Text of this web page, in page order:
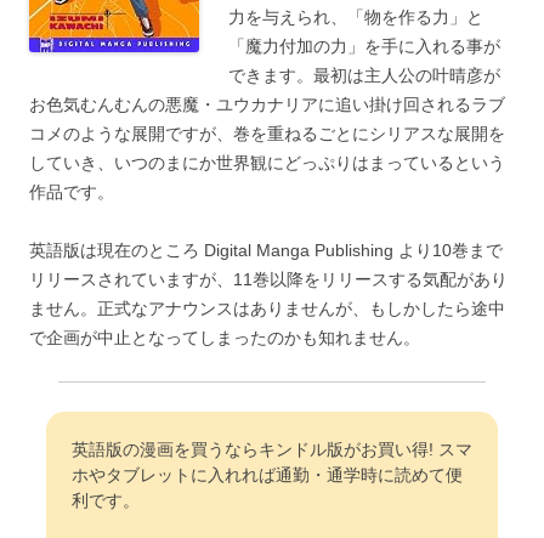
力を与えられ、「物を作る力」と
「魔力付加の力」を手に入れる事が
できます。最初は主人公の叶晴彦が
お色気むんむんの悪魔・ユウカナリアに追い掛け回されるラブ
コメのような展開ですが、巻を重ねるごとにシリアスな展開を
していき、いつのまにか世界観にどっぷりはまっているという
作品です。
英語版は現在のところ Digital Manga Publishing より10巻まで
リリースされていますが、11巻以降をリリースする気配があり
ません。正式なアナウンスはありませんが、もしかしたら途中
で企画が中止となってしまったのかも知れません。
英語版の漫画を買うならキンドル版がお買い得! スマ
ホやタブレットに入れれば通勤・通学時に読めて便
利です。